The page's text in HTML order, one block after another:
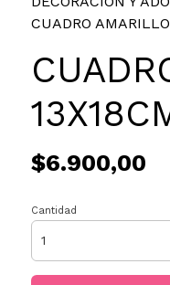
CUADRO
$6.900,00
Cantidad